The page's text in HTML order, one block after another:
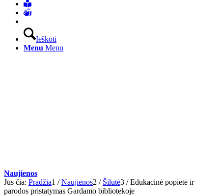
Ieškoti
Menu Menu
Naujienos
Jūs čia: Pradžia1 / Naujienos2 / Šilutė3 / Edukacinė popietė ir
parodos pristatymas Gardamo bibliotekoje